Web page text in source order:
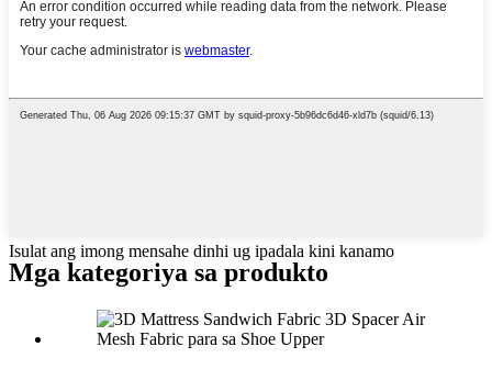
Isulat ang imong mensahe dinhi ug ipadala kini kanamo
Mga kategoriya sa produkto